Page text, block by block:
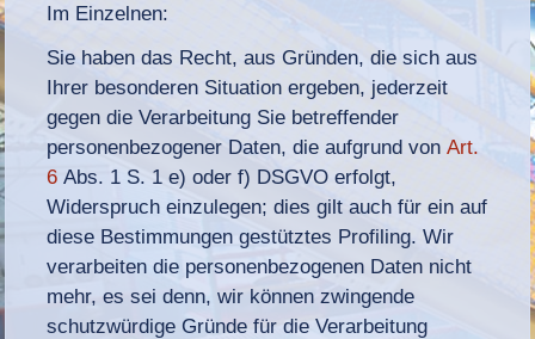
Im Einzelnen:
Sie haben das Recht, aus Gründen, die sich aus
Ihrer besonderen Situation ergeben, jederzeit
gegen die Verarbeitung Sie betreffender
personenbezogener Daten, die aufgrund vonArt.
6 Abs. 1 S. 1 e) oder f) DSGVO erfolgt,
Widerspruch einzulegen; dies gilt auch für ein auf
diese Bestimmungen gestütztes Profiling. Wir
verarbeiten die personenbezogenen Daten nicht
mehr, es sei denn, wir können zwingende
schutzwürdige Gründe für die Verarbeitung